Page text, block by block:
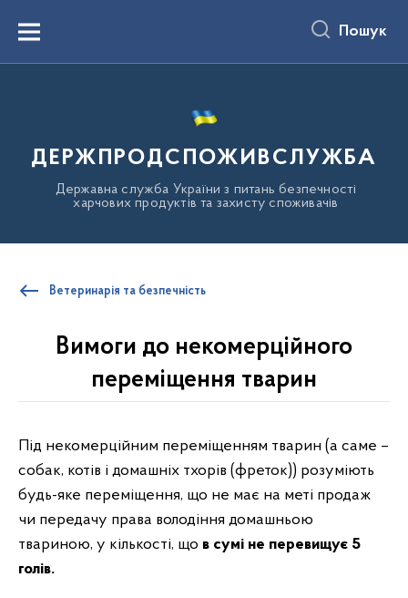
вмістуMenu Пошук
ДЕРЖПРОДСПОЖИВСЛУЖБА
Державна служба України з питань безпечності
харчових продуктів та захисту споживачів
Ветеринарія та безпечність
Вимоги до некомерційного
переміщення тварин
Під некомерційним переміщенням тварин (а саме –
собак, котів і домашніх тхорів (фреток)) розуміють
будь-яке переміщення, що не має на меті продаж
чи передачу права володіння домашньою
твариною, у кількості, що в сумі не перевищує 5
голів.